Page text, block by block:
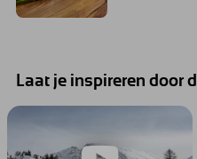
Laat je inspireren door